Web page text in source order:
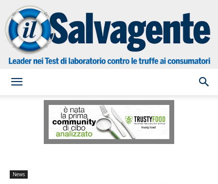
Salvagente
News